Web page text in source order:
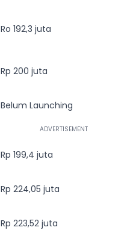
Ro 192,3 juta
Rp 200 juta
Belum Launching
Rp 199,4 juta
Rp 224,05 juta
Rp 223,52 juta